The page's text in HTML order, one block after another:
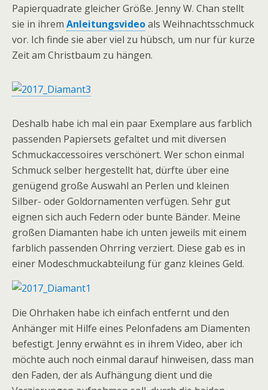
Papierquadrate gleicher Größe. Jenny W. Chan stellt
sie in ihrem Anleitungsvideoals Weihnachtsschmuck
vor. Ich finde sie aber viel zu hübsch, um nur für kurze
Zeit am Christbaum zu hängen.
Deshalb habe ich mal ein paar Exemplare aus farblich
passenden Papiersets gefaltet und mit diversen
Schmuckaccessoires verschönert. Wer schon einmal
Schmuck selber hergestellt hat, dürfte über eine
genügend große Auswahl an Perlen und kleinen
Silber- oder Goldornamenten verfügen. Sehr gut
eignen sich auch Federn oder bunte Bänder. Meine
großen Diamanten habe ich unten jeweils mit einem
farblich passenden Ohrring verziert. Diese gab es in
einer Modeschmuckabteilung für ganz kleines Geld.
Die Ohrhaken habe ich einfach entfernt und den
Anhänger mit Hilfe eines Pelonfadens am Diamenten
befestigt. Jenny erwähnt es in ihrem Video, aber ich
möchte auch noch einmal darauf hinweisen, dass man
den Faden, der als Aufhängung dient und die